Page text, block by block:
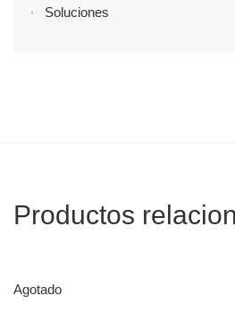
Soluciones
Productos
Agotado